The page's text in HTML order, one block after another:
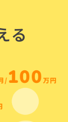
る